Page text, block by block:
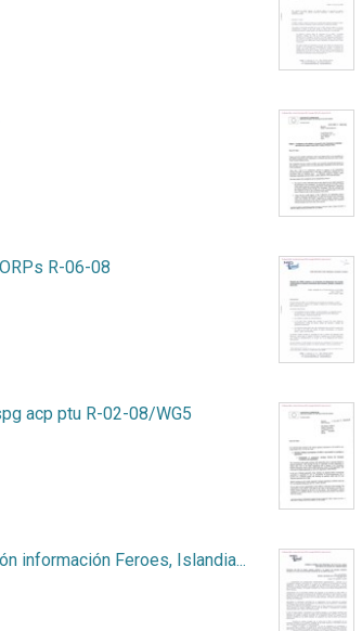
R-06-08
acp ptu R-02-08/WG5
información Feroes, Islandia...